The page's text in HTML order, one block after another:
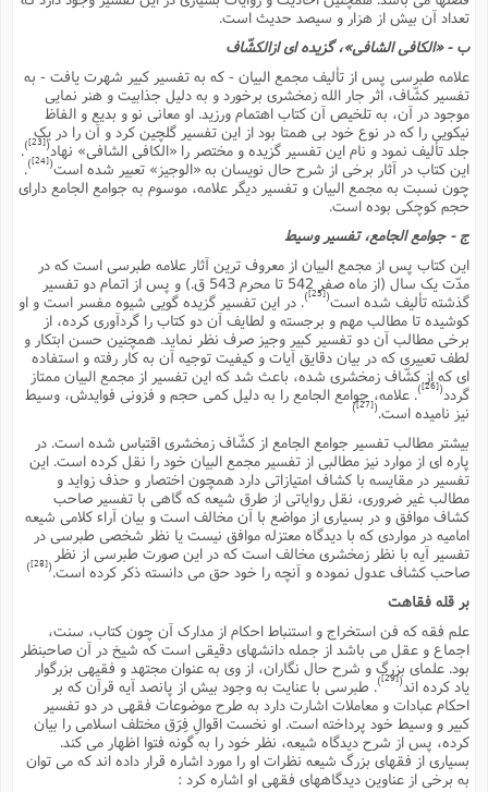
تعداد آن بیش از هزار و سیصد حدیث است.
ب - «الکافى الشافى»، گزیده اى ازالکشّاف
علامه طبرسى پس از تألیف مجمع البیان - که به تفسیر کبیر شهرت یافت - به
تفسیر کشّاف، اثر جار الله زمخشرى برخورد و به دلیل جذابیت و هنر نمایى
موجود در آن، به تلخیص آن کتاب اهتمام ورزید. او معانى نو و بدیع و الفاظ
نیکویى را که در نوع خود بى همتا بود از این تفسیر گلچین کرد و آن را در یک
جلد تألیف نمود و نام این تفسیر گزیده و مختصر را «الکافى الشافى» نهاد(
[23]
)
.
این کتاب در آثار برخى از شرح حال نویسان به «الوجیز» تعبیر شده است(
[24]
)
.
چون نسبت به مجمع البیان و تفسیر دیگر علامه، موسوم به جوامع الجامع داراى
حجم کوچکى بوده است.
ج - جوامع الجامع، تفسیر وسیط
این کتاب پس از مجمع البیان از معروف ترین آثار علامه طبرسى است که در
مدّت یک سال (از ماه صفر 542 تا محرم 543 ق.) و پس از اتمام دو تفسیر
گذشته تألیف شده است(
[25]
). در این تفسیر گزیده گویى شیوه مفسر است و او
کوشیده تا مطالب مهم و برجسته و لطایف آن دو کتاب را گردآورى کرده، از
برخى مطالب آن دو تفسیر کبیر وجیز صرف نظر نماید. همچنین حسن ابتکار و
لطف تعبیرى که در بیان دقایق آیات و کیفیت توجیه آن به کار رفته و استفاده
اى که از کشّاف زمخشرى شده، باعث شد که این تفسیر از مجمع البیان ممتاز
گردد(
[26]
). علامه، جوامع الجامع را به دلیل کمى حجم و فزونى فوایدش، وسیط
نیز نامیده است. [27]
)
بیشتر مطالب تفسیر جوامع الجامع از کشّاف زمخشرى اقتباس شده است. در
پاره اى از موارد نیز مطالبى از تفسیر مجمع البیان خود را نقل کرده است. این
تفسیر در مقایسه با کشاف امتیازاتى دارد همچون اختصار و حذف زواید و
مطالب غیر ضرورى، نقل روایاتى از طرق شیعه که گاهى با تفسیر صاحب
کشاف موافق و در بسیارى از مواضع با آن مخالف است و بیان آراء کلامى شیعه
امامیه در مواردى که با دیدگاه معتزله موافق نیست یا نظر شخصى طبرسى در
تفسیر آیه با نظر زمخشرى مخالف است که در این صورت طبرسى از نظر
صاحب کشاف عدول نموده و آنچه را خود حق مى دانسته ذکر کرده است.(
[28]
)
بر قله فقاهت
علم فقه که فن استخراج و استنباط احکام از مدارک آن چون کتاب، سنت،
اجماع و عقل مى باشد از جمله دانشهاى دقیقى است که شیخ در آن صاحبنظر
بود. علماى بزرگ و شرح حال نگاران، از وى به عنوان مجتهد و فقیهى بزرگوار
یاد کرده اند(
[29]
). طبرسى با عنایت به وجود بیش از پانصد آیه قرآن که بر
احکام عبادات و معاملات اشارت دارد به طرح موضوعات فقهى در دو تفسیر
کبیر و وسیط خود پرداخته است. او نخست اقوالِ فِرَق مختلف اسلامى را بیان
کرده، پس از شرح دیدگاه شیعه، نظر خود را به گونه فتوا اظهار مى کند.
بسیارى از فقهاى بزرگ شیعه نظرات او را مورد اشاره قرار داده اند که مى توان
به برخى از عناوین دیدگاههاى فقهى او اشاره کرد :